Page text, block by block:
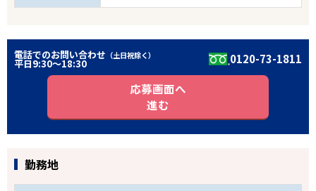
電話でのお問い合わせ （土日祝除く）
平日9:30〜18:30 0120-73-1811
応募画面へ
進む
勤務地